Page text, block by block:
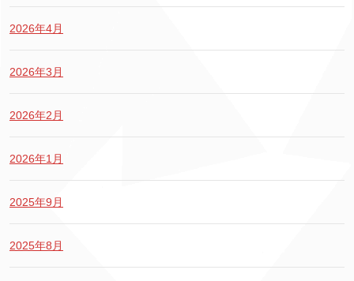
2026年4月
2026年3月
2026年2月
2026年1月
2025年9月
2025年8月